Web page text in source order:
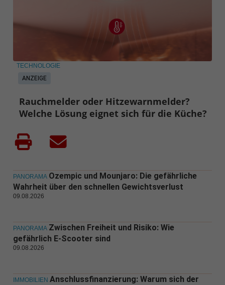
ANZEIGE
TECHNOLOGIE
Rauchmelder oder Hitzewarnmelder?
Welche Lösung eignet sich für die Küche?
PANORAMA Ozempic und Mounjaro: Die gefährliche
Wahrheit über den schnellen Gewichtsverlust
09.08.2026
PANORAMA Zwischen Freiheit und Risiko: Wie
gefährlich E-Scooter sind
09.08.2026
IMMOBILIEN Anschlussfinanzierung: Warum sich der